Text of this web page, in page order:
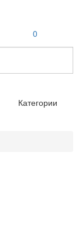
0
Категории